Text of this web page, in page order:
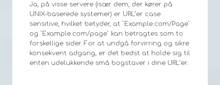
Ja, på visse servere (især dem, der kører på
UNIX-baserede systemer) er URL’er case
sensitive, hvilket betyder, at `Example.com/Page`
og `Example.com/page` kan betragtes som to
forskellige sider. For at undgå forvirring og sikre
konsekvent adgang, er det bedst at holde sig til
enten udelukkende små bogstaver i dine URL’er.